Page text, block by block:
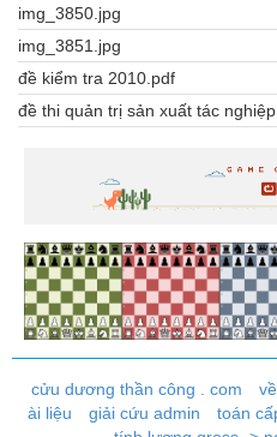
img_3850.jpg
img_3851.jpg
đề kiểm tra 2010.pdf
đề thi quản trị sản xuất tác
cửu dương thần công . com
ài liệu
giải cứu admin toán